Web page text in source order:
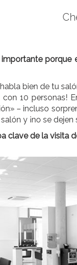
bien de tu
10 personas!
– incluso
y ¡no se
clave de la visita